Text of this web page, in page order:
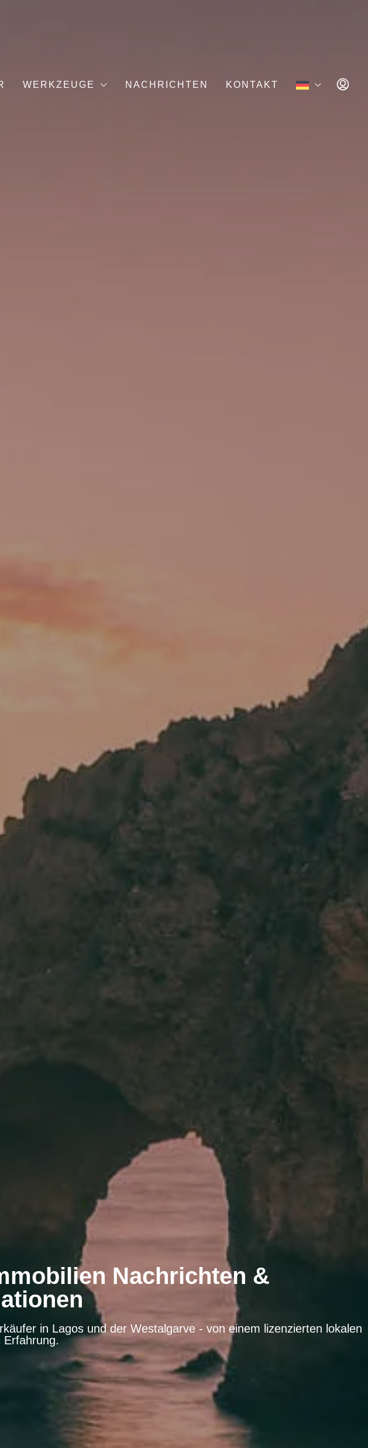
WERKZEUGE NACHRICHTEN KONTAKT
Nachrichten &
in Lagos und der Westalgarve - von einem lizenzierten lokalen
Erfahrung.